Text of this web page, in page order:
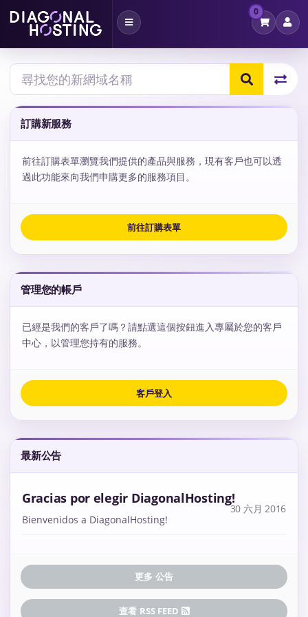
切
換
導
0
訂購新服務
前往訂購表單瀏覽我們提供的產品與服務，現有客戶也可以透
過此功能來向我們申購更多的服務項目。
前往訂購表單
管理您的帳戶
已經是我們的客戶了嗎？請點選這個按鈕進入專屬於您的客戶
中心，以管理您持有的服務。
客戶登入
最新公告
Gracias por elegir DiagonalHosting!
30 六月 2016
Bienvenidos a DiagonalHosting!
更多 公告
查看 RSS FEED